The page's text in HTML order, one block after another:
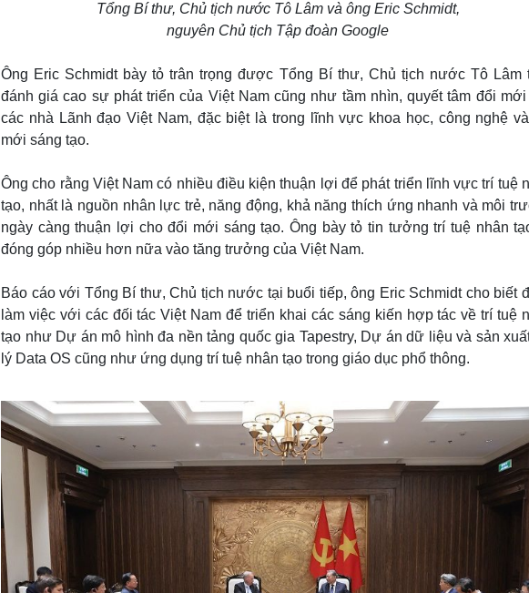
Tổng Bí thư, Chủ tịch nước Tô Lâm và ông Eric Schmidt,
nguyên Chủ tịch Tập đoàn Google
Ông Eric Schmidt bày tỏ trân trọng được Tổng Bí thư, Chủ tịch nước Tô Lâm
đánh giá cao sự phát triển của Việt Nam cũng như tầm nhìn, quyết tâm đổi mới
các nhà Lãnh đạo Việt Nam, đặc biệt là trong lĩnh vực khoa học, công nghệ
mới sáng tạo.
Ông cho rằng Việt Nam có nhiều điều kiện thuận lợi để phát triển lĩnh vực trí tuệ
tạo, nhất là nguồn nhân lực trẻ, năng động, khả năng thích ứng nhanh và môi
ngày càng thuận lợi cho đổi mới sáng tạo. Ông bày tỏ tin tưởng trí tuệ nhân
đóng góp nhiều hơn nữa vào tăng trưởng của Việt Nam.
Báo cáo với Tổng Bí thư, Chủ tịch nước tại buổi tiếp, ông Eric Schmidt cho biết
làm việc với các đối tác Việt Nam để triển khai các sáng kiến hợp tác về trí tuệ
tạo như Dự án mô hình đa nền tảng quốc gia Tapestry, Dự án dữ liệu và sản
lý Data OS cũng như ứng dụng trí tuệ nhân tạo trong giáo dục phổ thông.